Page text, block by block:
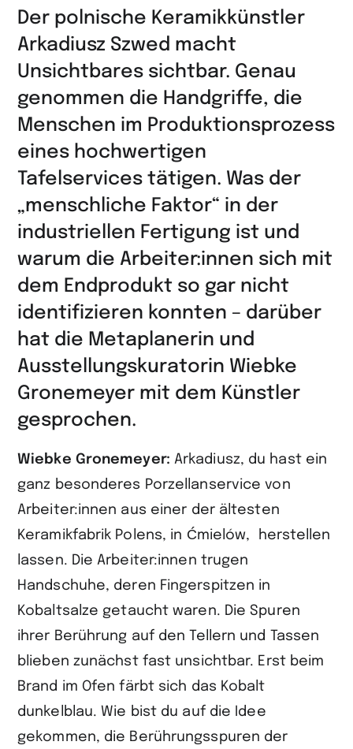
auf
LinkedIn
teilen
Der polnische Keramikkünstler
Arkadiusz Szwed macht
Unsichtbares sichtbar. Genau
genommen die Handgriffe, die
Menschen im Produktionsprozess
eines hochwertigen
Tafelservices tätigen. Was der
„menschliche Faktor“ in der
industriellen Fertigung ist und
warum die Arbeiter:innen sich mit
dem Endprodukt so gar nicht
identifizieren konnten – darüber
hat die Metaplanerin und
Ausstellungskuratorin Wiebke
Gronemeyer mit dem Künstler
gesprochen.
Wiebke Gronemeyer: Arkadiusz, du hast ein
ganz besonderes Porzellanservice von
Arbeiter:innen aus einer der ältesten
Keramikfabrik Polens, in Ćmielów, herstellen
lassen. Die Arbeiter:innen trugen
Handschuhe, deren Fingerspitzen in
Kobaltsalze getaucht waren. Die Spuren
ihrer Berührung auf den Tellern und Tassen
blieben zunächst fast unsichtbar. Erst beim
Brand im Ofen färbt sich das Kobalt
dunkelblau. Wie bist du auf die Idee
gekommen, die Berührungsspuren der